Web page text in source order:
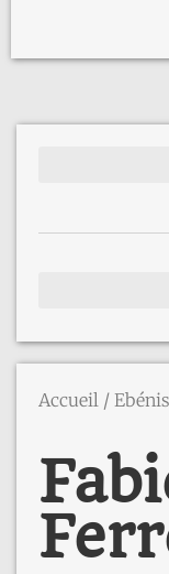
Accueil /